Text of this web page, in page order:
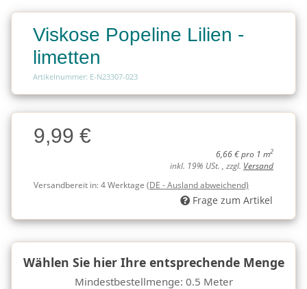
Viskose Popeline Lilien -
limetten
Artikelnummer: E-N23307-023
Charge
Charge9,99 €
6,66 € pro 1 m2
inkl. 19% USt. , zzgl. Versand
Versandbereit in:4 Werktage (DE - Ausland abweichend)
Frage zum Artikel
Wählen Sie hier Ihre entsprechende Menge
Mindestbestellmenge: 0.5 Meter